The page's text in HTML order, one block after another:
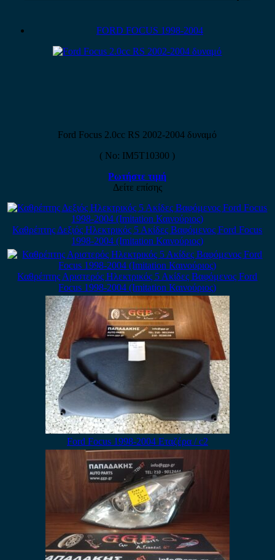
FORD FOCUS 1998-2004
Ford Focus 2.0cc RS 2002-2004 δυναμό
( No: IM5T10300 )
Ρωτήστε τιμή
Δείτε επίσης
Καθρέπτης Δεξιός Ηλεκτρικός 5 Ακίδες Βαφόμενος Ford Focus
1998-2004 (Imitation Καινούριος)
Καθρέπτης Αριστερός Ηλεκτρικός 5 Ακίδες Βαφόμενος Ford
Focus 1998-2004 (Imitation Καινούριος)
Ford Focus 1998-2004 Εταζέρα / c2